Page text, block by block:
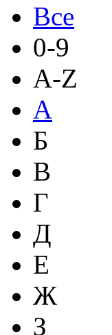
Все
0-9
A-Z
А
Б
В
Г
Д
Е
Ж
З